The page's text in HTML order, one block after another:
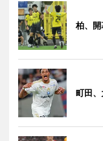
柏、
町田